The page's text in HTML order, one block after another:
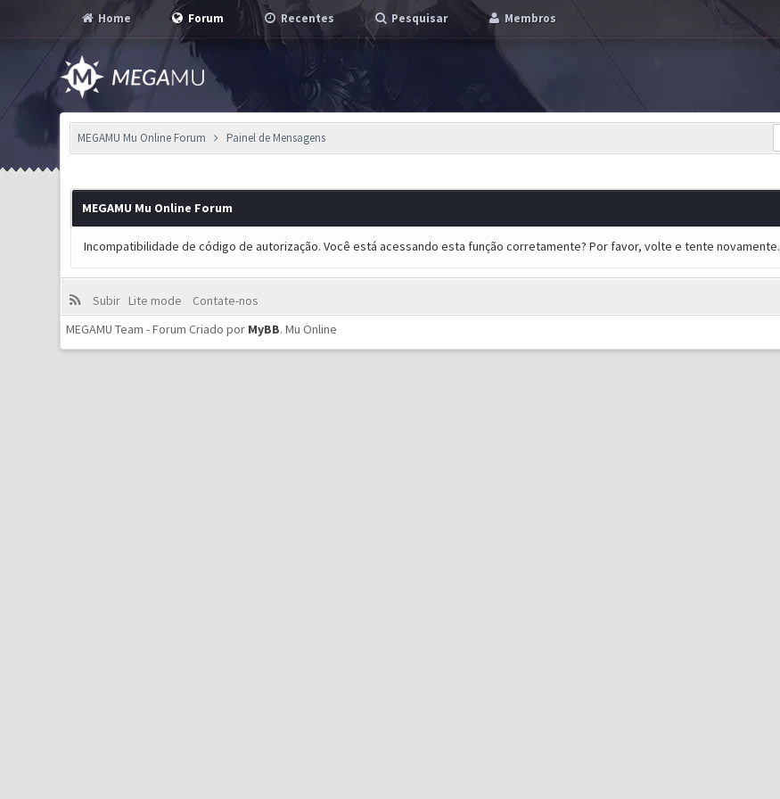
Home Forum Recentes Pesquisar Membros
MEGAMU Mu Online Forum Painel de Mensagens
MEGAMU Mu Online Forum
Incompatibilidade de código de autorização. Você está acessando esta função corretamente? Por favor, volte e tente novamente.
Subir Lite mode
Contate-nos
MEGAMU Team - Forum Criado por MyBB.Mu Online